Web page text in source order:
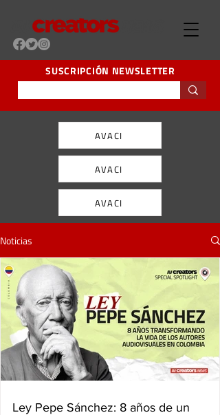
SUSCRIPCIÓN NEWSLETTER
AVACI
AVACI
AVACI
Noticias
Ley Pepe Sánchez: 8 años de un